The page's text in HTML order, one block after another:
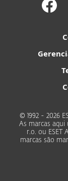
© 1992 - 2026
As marcas aqui
r.o. ou ESET
marcas são